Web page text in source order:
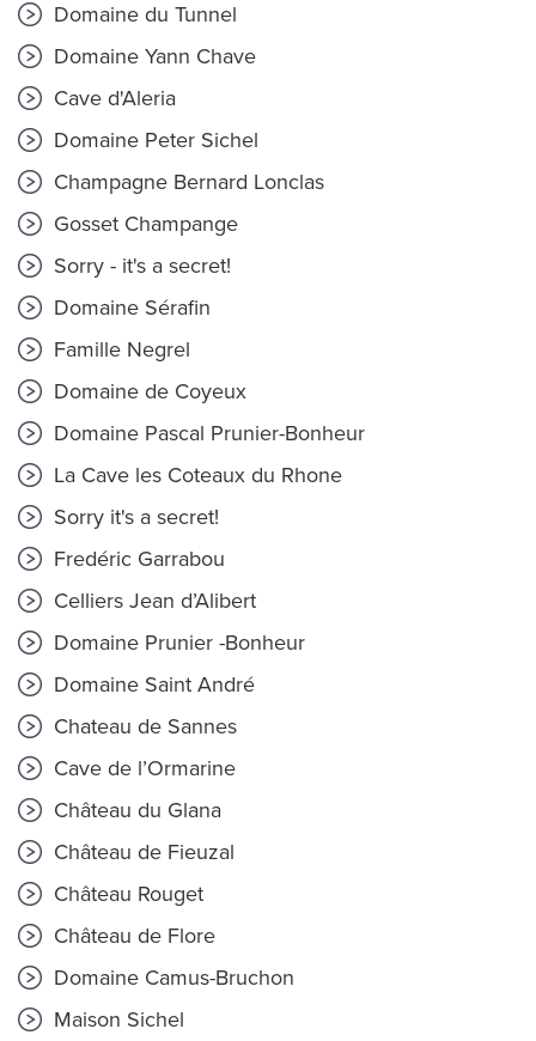
Domaine du Tunnel
Domaine Yann Chave
Cave d'Aleria
Domaine Peter Sichel
Champagne Bernard Lonclas
Gosset Champange
Sorry - it's a secret!
Domaine Sérafin
Famille Negrel
Domaine de Coyeux
Domaine Pascal Prunier-Bonheur
La Cave les Coteaux du Rhone
Sorry it's a secret!
Fredéric Garrabou
Celliers Jean d’Alibert
Domaine Prunier -Bonheur
Domaine Saint André
Chateau de Sannes
Cave de l’Ormarine
Château du Glana
Château de Fieuzal
Château Rouget
Château de Flore
Domaine Camus-Bruchon
Maison Sichel